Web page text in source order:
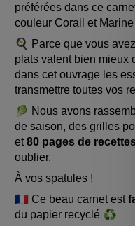
préférées dans ce
couleur Corail et Marine
🍳 Parce que vous
plats valent bien mieux
dans cet ouvrage les
transmettre toutes vos
🥬 Nous avons
de saison, des grilles
et80 pages de recettes
oublier.
À vos spatules !
🇫🇷 Ce beau carnet est
du papier recyclé ♻️